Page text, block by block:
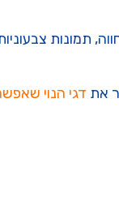
תמונות
את דגי הנוי